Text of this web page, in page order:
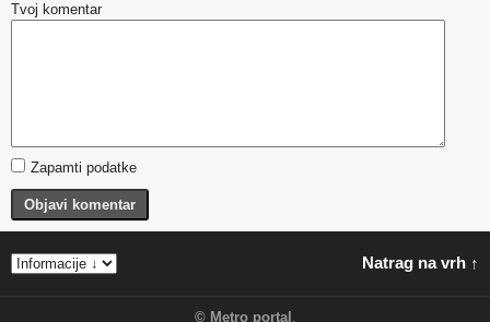
Tvoj komentar
Zapamti podatke
Objavi komentar
Natrag na vrh ↑
© Metro portal .